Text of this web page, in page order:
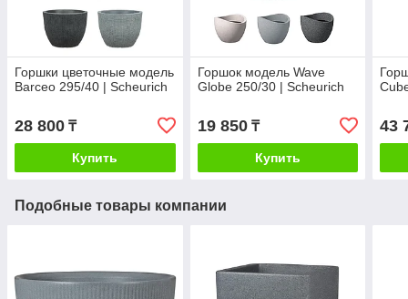
Горшки цветочные модель
Barceo 295/40 | Scheurich
28 800 ₸
Купить
Горшок модель Wave
Globe 250/30 | Scheurich
19 850₸
Купить
43
Подобные товары компании